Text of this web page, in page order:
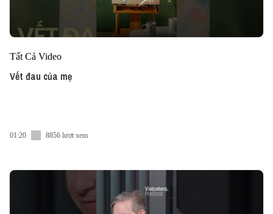
Tất Cả Video
Vết đau của mẹ
01:20 8856 lượt xem